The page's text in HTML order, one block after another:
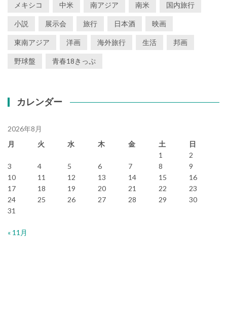
メキシコ 中米 南アジア 南米 国内旅行
小説 展示会 旅行 日本酒 映画
東南アジア 洋画 海外旅行 生活 邦画
野球盤 青春18きっぷ
カレンダー
2026年8月
月
火 水 木 金 土
日
1
2
3
4 5 6 7 8
9
10
11 12 13 14 15
16
17
18 19 20 21 22
23
24
25 26 27 28 29
30
31
« 11月